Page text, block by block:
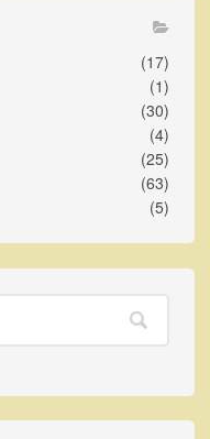
(17)
(1)
(30)
(4)
(25)
(63)
(5)